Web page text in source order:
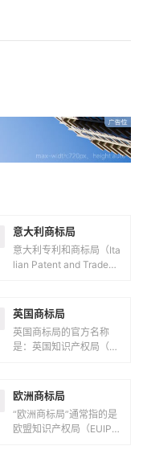
意大利商标局
意大利专利和商标局（Ita
lian Patent and Tradem
英国商标局
英国商标局的官方名称
是：英国知识产权局（U
欧洲商标局
“欧洲商标局”通常指的是
欧盟知识产权局（EUIPO,